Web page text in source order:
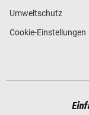
Umweltschutz
Cookie-Einstellungen